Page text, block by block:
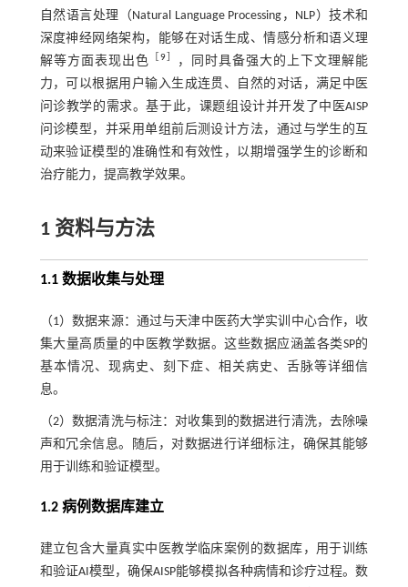
自然语言处理（Natural Language Processing，NLP）技术和
深度神经网络架构，能够在对话生成、情感分析和语义理
解等方面表现出色
9］
，同时具备强大的上下文理解能
力，可以根据用户输入生成连贯、自然的对话，满足中医
问诊教学的需求。基于此，课题组设计并开发了中医AISP
问诊模型，并采用单组前后测设计方法，通过与学生的互
动来验证模型的准确性和有效性，以期增强学生的诊断和
治疗能力，提高教学效果。
1 资料与方法
1.1 数据收集与处理
（1）数据来源：通过与天津中医药大学实训中心合作，收
集大量高质量的中医教学数据。这些数据应涵盖各类SP的
基本情况、现病史、刻下症、相关病史、舌脉等详细信
息。
（2）数据清洗与标注：对收集到的数据进行清洗，去除噪
声和冗余信息。随后，对数据进行详细标注，确保其能够
用于训练和验证模型。
1.2 病例数据库建立
建立包含大量真实中医教学临床案例的数据库，用于训练
和验证AI模型，确保AISP能够模拟各种病情和诊疗过程。数